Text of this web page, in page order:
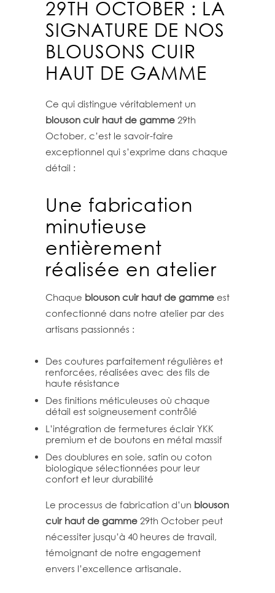
29TH OCTOBER : LA
SIGNATURE DE NOS
BLOUSONS CUIR
HAUT DE GAMME
Ce qui distingue véritablement un
blouson cuir haut de gamme 29th
October, c’est le savoir-faire
exceptionnel qui s’exprime dans chaque
détail :
Une fabrication
minutieuse
entièrement
réalisée en atelier
Chaque blouson cuir haut de gamme est
confectionné dans notre atelier par des
artisans passionnés :
Des coutures parfaitement régulières et
renforcées, réalisées avec des fils de
haute résistance
Des finitions méticuleuses où chaque
détail est soigneusement contrôlé
L’intégration de fermetures éclair YKK
premium et de boutons en métal massif
Des doublures en soie, satin ou coton
biologique sélectionnées pour leur
confort et leur durabilité
Le processus de fabrication d’un blouson
cuir haut de gamme 29th October peut
nécessiter jusqu’à 40 heures de travail,
témoignant de notre engagement
envers l’excellence artisanale.